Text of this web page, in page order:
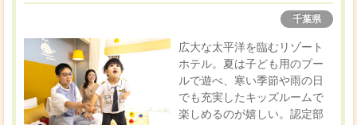
千葉県
広大な太平洋を臨むリゾート
ホテル。夏は子ども用のプー
ルで遊べ、寒い季節や雨の日
でも充実したキッズルームで
楽しめるのが嬉しい。認定部